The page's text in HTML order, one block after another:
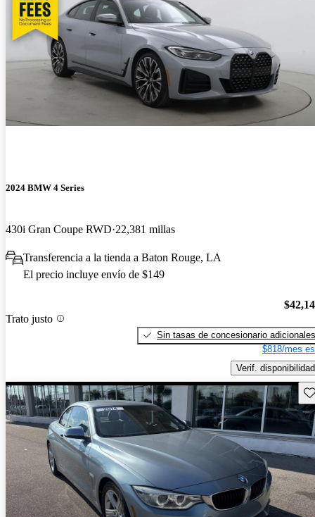
2024 BMW 4 Series
430i Gran Coupe RWD 22,381 millas
Transferencia a la tienda a Baton Rouge, LA
El precio incluye envío de $149
Trato justo
Sin tasas de concesionario adicionales
$818/mes
Verif. disponibilidad